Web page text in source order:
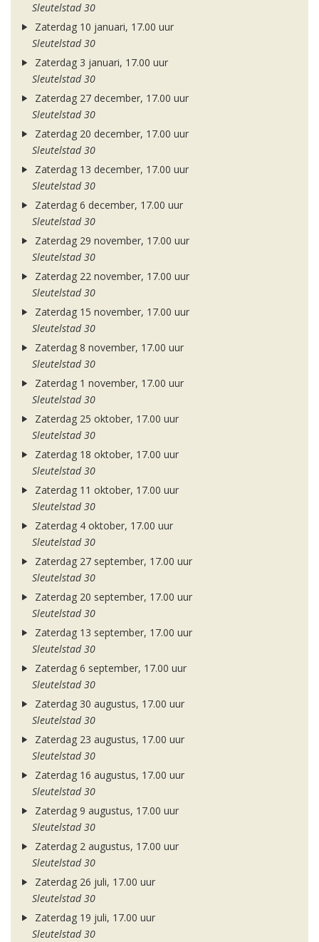
Sleutelstad 30
Zaterdag 10 januari, 17.00 uur
Sleutelstad 30
Zaterdag 3 januari, 17.00 uur
Sleutelstad 30
Zaterdag 27 december, 17.00 uur
Sleutelstad 30
Zaterdag 20 december, 17.00 uur
Sleutelstad 30
Zaterdag 13 december, 17.00 uur
Sleutelstad 30
Zaterdag 6 december, 17.00 uur
Sleutelstad 30
Zaterdag 29 november, 17.00 uur
Sleutelstad 30
Zaterdag 22 november, 17.00 uur
Sleutelstad 30
Zaterdag 15 november, 17.00 uur
Sleutelstad 30
Zaterdag 8 november, 17.00 uur
Sleutelstad 30
Zaterdag 1 november, 17.00 uur
Sleutelstad 30
Zaterdag 25 oktober, 17.00 uur
Sleutelstad 30
Zaterdag 18 oktober, 17.00 uur
Sleutelstad 30
Zaterdag 11 oktober, 17.00 uur
Sleutelstad 30
Zaterdag 4 oktober, 17.00 uur
Sleutelstad 30
Zaterdag 27 september, 17.00 uur
Sleutelstad 30
Zaterdag 20 september, 17.00 uur
Sleutelstad 30
Zaterdag 13 september, 17.00 uur
Sleutelstad 30
Zaterdag 6 september, 17.00 uur
Sleutelstad 30
Zaterdag 30 augustus, 17.00 uur
Sleutelstad 30
Zaterdag 23 augustus, 17.00 uur
Sleutelstad 30
Zaterdag 16 augustus, 17.00 uur
Sleutelstad 30
Zaterdag 9 augustus, 17.00 uur
Sleutelstad 30
Zaterdag 2 augustus, 17.00 uur
Sleutelstad 30
Zaterdag 26 juli, 17.00 uur
Sleutelstad 30
Zaterdag 19 juli, 17.00 uur
Sleutelstad 30